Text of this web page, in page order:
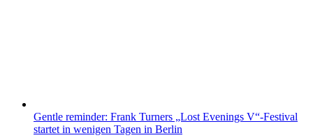
Gentle reminder: Frank Turners „Lost Evenings V“-Festival
startet in wenigen Tagen in Berlin